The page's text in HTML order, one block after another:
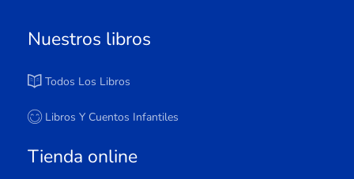
Nuestros libros
Todos Los Libros
Libros Y Cuentos Infantiles
Tienda online